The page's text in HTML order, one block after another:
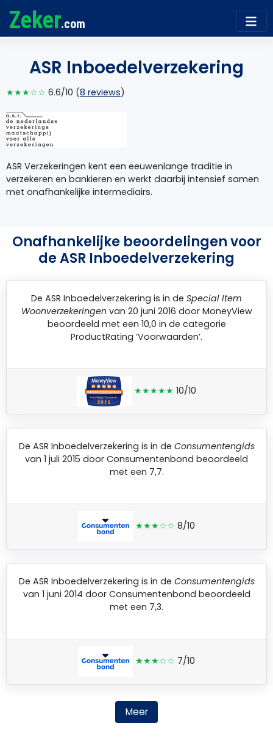
Zeker.com
ASR Inboedelverzekering
★★★☆☆ 6.6/10 (8 reviews)
ASR Verzekeringen kent een eeuwenlange traditie in
verzekeren en bankieren en werkt daarbij intensief samen
met onafhankelijke intermediairs.
Onafhankelijke beoordelingen voor
de ASR Inboedelverzekering
De ASR Inboedelverzekering is in de Special Item
Woonverzekeringenvan 20 juni 2016 door MoneyView
beoordeeld met een 10,0 in de categorie
ProductRating ‘Voorwaarden’.
★★★★★ 10/10
De ASR Inboedelverzekering is in de Consumentengids
van 1 juli 2015 door Consumentenbond beoordeeld
met een 7,7.
★★★☆☆ 8/10
De ASR Inboedelverzekering is in de Consumentengids
van 1 juni 2014 door Consumentenbond beoordeeld
met een 7,3.
★★★☆☆ 7/10
Meer